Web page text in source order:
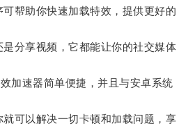
助你快速加载特效，提供更好的
分享视频，它都能让你的社交媒体
速器简单便捷，并且与安卓系统
可以解决一切卡顿和加载问题，享